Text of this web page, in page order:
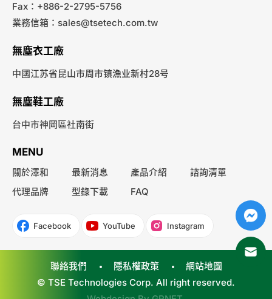
Fax：+886-2-2795-5756
業務信箱： sales@tsetech.com.tw
無塵衣工廠
中國江苏省昆山市周市镇漁业新村28号
無塵鞋工廠
台中市神岡區社南街
MENU
關於澤和 最新消息 產品介紹
諮詢清單
代理品牌
型錄下載 FAQ
Facebook YouTube Instagram
聯絡我們 隱私權政策
網站地圖
© TSE Technologies Corp. All right reserved.